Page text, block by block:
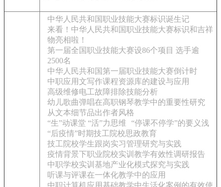
中华人民共和国职业技能大赛标识诞生记
来看！中华人民共和国职业技能大赛标识和吉祥
物亮相啦！
第一届全国职业技能大赛设86个项目 选手逾
2500名
中华人民共和国第一届职业技能大赛倒计时
中职应用文写作课程资源库的建设与应用
高级维修电工故障排除技能分析
幼儿歌曲弹唱在高职钢琴教学中的重要性研究
从文本细节品出作者风格
“生”动课堂 “活”力思维
“停课不停学”的要义浅
“后疫情”时期技工院校思政教育
技工院校学生跟岗实习管理研究与实践
疫情背景下职业院校实训教学有效性调研报告
中职学校实训基地产业化模式探究与实践
听课与评课在一体化教学中的应用
中职计算机应用基础教学中生活化案例的有效使